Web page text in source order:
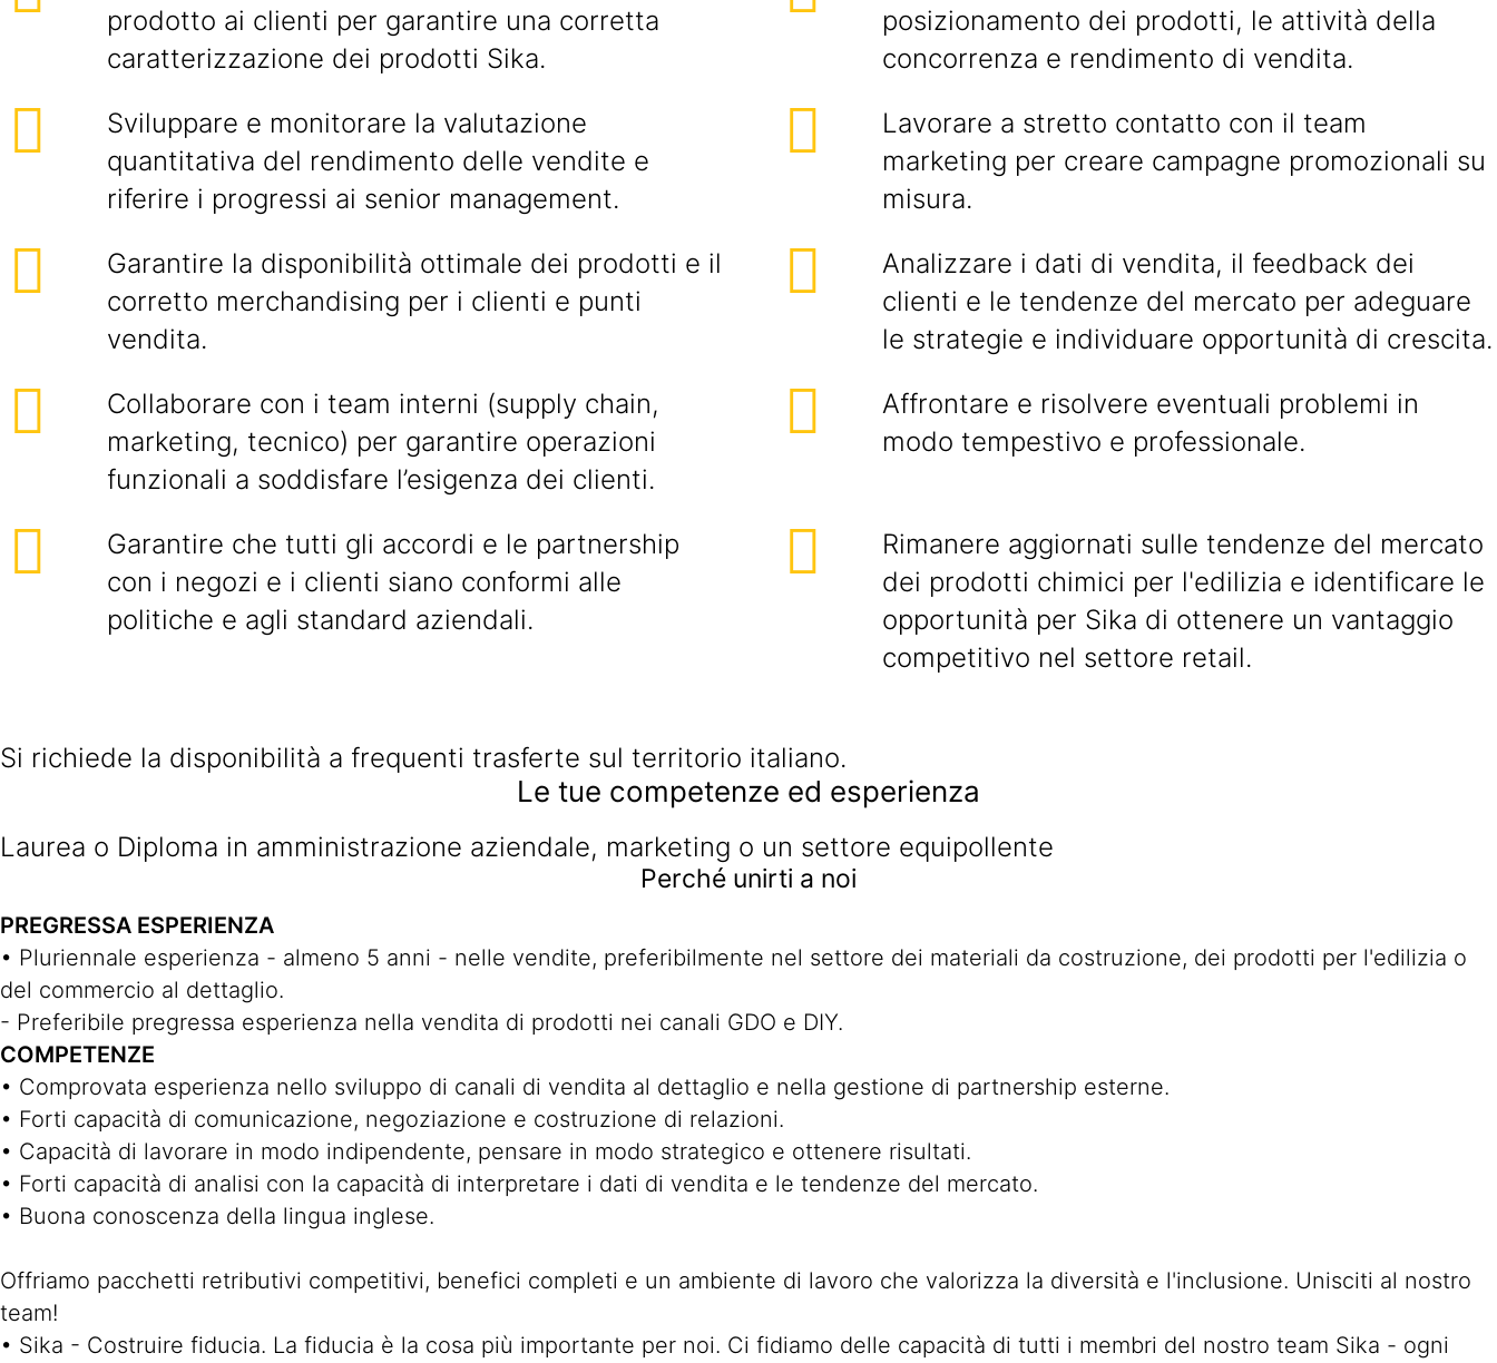
prodotto ai clienti per garantire una corretta
caratterizzazione dei prodotti Sika.
posizionamento dei prodotti, le attività della
concorrenza e rendimento di vendita.
Sviluppare e monitorare la valutazione
quantitativa del rendimento delle vendite e
riferire i progressi ai senior management.
Lavorare a stretto contatto con il team
marketing per creare campagne promozionali su
misura.
Garantire la disponibilità ottimale dei prodotti e il
corretto merchandising per i clienti e punti
vendita.
Analizzare i dati di vendita, il feedback dei
clienti e le tendenze del mercato per adeguare
le strategie e individuare opportunità di crescita.
Collaborare con i team interni (supply chain,
marketing, tecnico) per garantire operazioni
funzionali a soddisfare l’esigenza dei clienti.
Affrontare e risolvere eventuali problemi in
modo tempestivo e professionale.
Garantire che tutti gli accordi e le partnership
con i negozi e i clienti siano conformi alle
politiche e agli standard aziendali.
Rimanere aggiornati sulle tendenze del mercato
dei prodotti chimici per l'edilizia e identificare le
opportunità per Sika di ottenere un vantaggio
competitivo nel settore retail.
Si richiede la disponibilità a frequenti trasferte sul territorio italiano.
Le tue competenze ed esperienza
Laurea o Diploma in amministrazione aziendale, marketing o un settore equipollente
Perché unirti a noi
PREGRESSA ESPERIENZA
• Pluriennale esperienza - almeno 5 anni - nelle vendite, preferibilmente nel settore dei materiali da costruzione, dei prodotti per l'edilizia o
del commercio al dettaglio.
- Preferibile pregressa esperienza nella vendita di prodotti nei canali GDO e DIY.
COMPETENZE
• Comprovata esperienza nello sviluppo di canali di vendita al dettaglio e nella gestione di partnership esterne.
• Forti capacità di comunicazione, negoziazione e costruzione di relazioni.
• Capacità di lavorare in modo indipendente, pensare in modo strategico e ottenere risultati.
• Forti capacità di analisi con la capacità di interpretare i dati di vendita e le tendenze del mercato.
• Buona conoscenza della lingua inglese.
Offriamo pacchetti retributivi competitivi, benefici completi e un ambiente di lavoro che valorizza la diversità e l'inclusione. Unisciti al nostro
team!
• Sika - Costruire fiducia. La fiducia è la cosa più importante per noi. Ci fidiamo delle capacità di tutti i membri del nostro team Sika - ogni